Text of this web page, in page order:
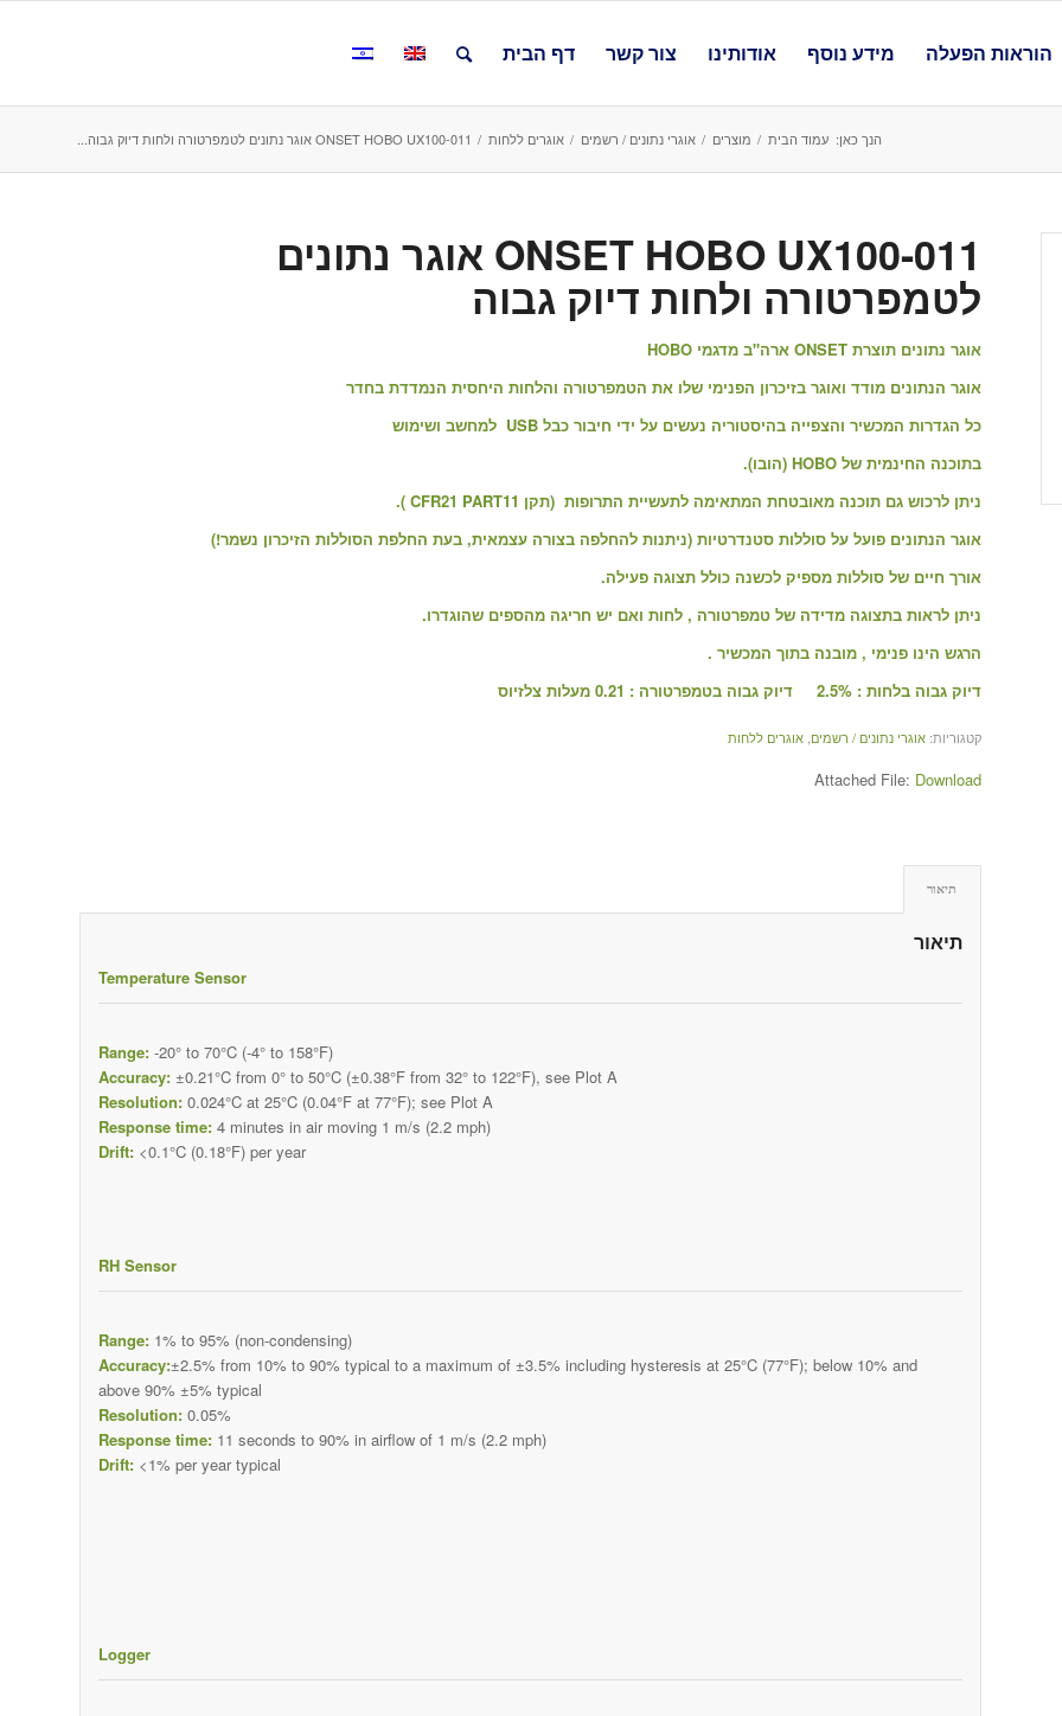
הוראות הפעלה מידע נוסף אודותינו צור קשר דף הבית
הנך כאן: עמוד הבית / מוצרים / אוגרי נתונים / רשמים / אוגרים ללחות / ONSET HOBO UX100-011 אוגר נתונים לטמפרטורה ולחות דיוק גבוה...
ONSET HOBO UX100-011 אוגר נתונים
לטמפרטורה ולחות דיוק גבוה
אוגר נתונים תוצרת ONSET ארה"ב מדגמי HOBO
אוגר הנתונים מודד ואוגר בזיכרון הפנימי שלו את הטמפרטורה והלחות היחסית הנמדדת בחדר
כל הגדרות המכשיר והצפייה בהיסטוריה נעשים על ידי חיבור כבל USB למחשב ושימוש
בתוכנה החינמית של HOBO (הובו).
ניתן לרכוש גם תוכנה מאובטחת המתאימה לתעשיית התרופות (תקן CFR21 PART11 ).
אוגר הנתונים פועל על סוללות סטנדרטיות (ניתנות להחלפה בצורה עצמאית, בעת החלפת הסוללות הזיכרון נשמר!)
אורך חיים של סוללות מספיק לכשנה כולל תצוגה פעילה.
ניתן לראות בתצוגה מדידה של טמפרטורה , לחות ואם יש חריגה מהספים שהוגדרו.
הרגש הינו פנימי , מובנה בתוך המכשיר .
דיוק גבוה בלחות : 2.5% דיוק גבוה בטמפרטורה : 0.21 מעלות צלזיוס
קטגוריות:אוגרי נתונים / רשמים,אוגרים ללחות
Attached File: Download
תיאור
תיאור
Temperature Sensor
Range: -20° to 70°C (-4° to 158°F)
Accuracy: ±0.21°C from 0° to 50°C (±0.38°F from 32° to 122°F), see Plot A
Resolution: 0.024°C at 25°C (0.04°F at 77°F); see Plot A
Response time: 4 minutes in air moving 1 m/s (2.2 mph)
Drift: <0.1°C (0.18°F) per year
RH Sensor
Range: 1% to 95% (non-condensing)
Accuracy:±2.5% from 10% to 90% typical to a maximum of ±3.5% including hysteresis at 25°C (77°F); below 10% and
above 90% ±5% typical
Resolution: 0.05%
Response time: 11 seconds to 90% in airflow of 1 m/s (2.2 mph)
Drift: <1% per year typical
Logger